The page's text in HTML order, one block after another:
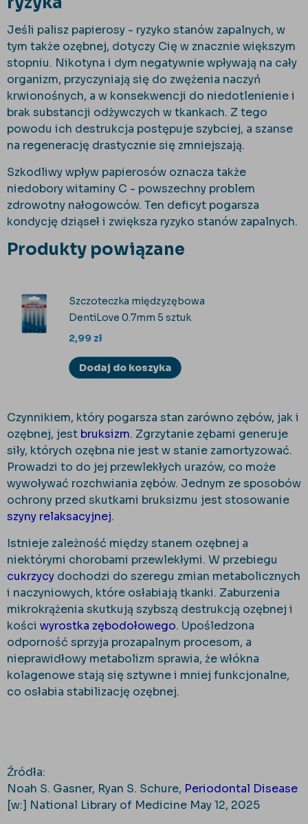
Jeśli palisz papierosy - ryzyko stanów zapalnych, w
tym także ozębnej, dotyczy Cię w znacznie większym
stopniu. Nikotyna i dym negatywnie wpływają na cały
organizm, przyczyniają się do zwężenia naczyń
krwionośnych, a w konsekwencji do niedotlenienie i
brak substancji odżywczych w tkankach. Z tego
powodu ich destrukcja postępuje szybciej, a szanse
na regenerację drastycznie się zmniejszają.
Szkodliwy wpływ papierosów oznacza także
niedobory witaminy C - powszechny problem
zdrowotny nałogowców. Ten deficyt pogarsza
kondycję dziąseł i zwiększa ryzyko stanów zapalnych.
Produkty powiązane
Szczoteczka międzyzębowa
DentiLove 0.7mm 5 sztuk
2,99 zł
Dodaj do koszyka
Czynnikiem, który pogarsza stan zarówno zębów, jak i
ozębnej, jest bruksizm. Zgrzytanie zębami generuje
siły, których ozębna nie jest w stanie zamortyzować.
Prowadzi to do jej przewlekłych urazów, co może
wywoływać rozchwiania zębów. Jednym ze sposobów
ochrony przed skutkami bruksizmu jest stosowanie
szyny relaksacyjnej.
Istnieje zależność między stanem ozębnej a
niektórymi chorobami przewlekłymi. W przebiegu
cukrzycy dochodzi do szeregu zmian metabolicznych
i naczyniowych, które osłabiają tkanki. Zaburzenia
mikrokrążenia skutkują szybszą destrukcją ozębnej i
kości wyrostka zębodołowego. Upośledzona
odporność sprzyja prozapalnym procesom, a
nieprawidłowy metabolizm sprawia, że włókna
kolagenowe stają się sztywne i mniej funkcjonalne,
co osłabia stabilizację ozębnej.
Źródła:
Noah S. Gasner, Ryan S. Schure, Periodontal Disease
[w:] National Library of Medicine May 12, 2025